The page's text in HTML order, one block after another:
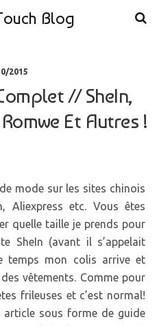
Blog
2015
// SheIn,
Et Autres !
mode sur les sites chinois
Aliexpress etc. Vous êtes
quelle taille je prends pour
SheIn (avant il s’appelait
temps mon colis arrive et
vêtements. Comme pour
frileuses et c’est normal!
sous forme de guide